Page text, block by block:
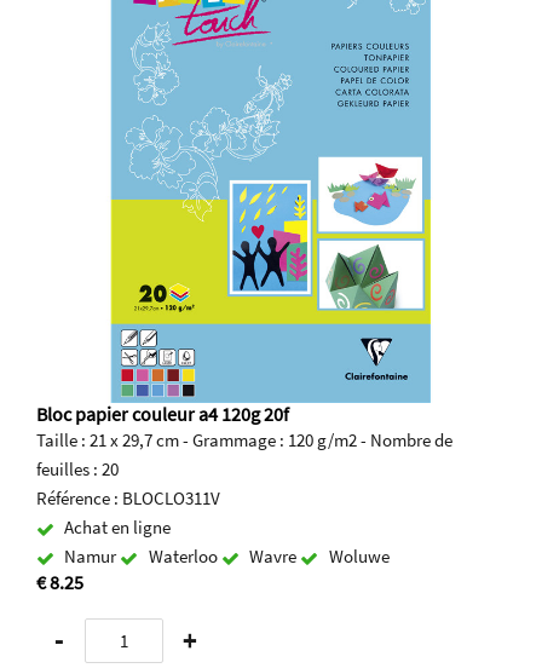
Bloc papier couleur a4 120g 20f
Taille : 21 x 29,7 cm - Grammage : 120 g/m2 - Nombre de
feuilles : 20
Référence : BLOCLO311V
Achat en ligne
Namur
Waterloo Wavre Woluwe
€ 8.25
- +